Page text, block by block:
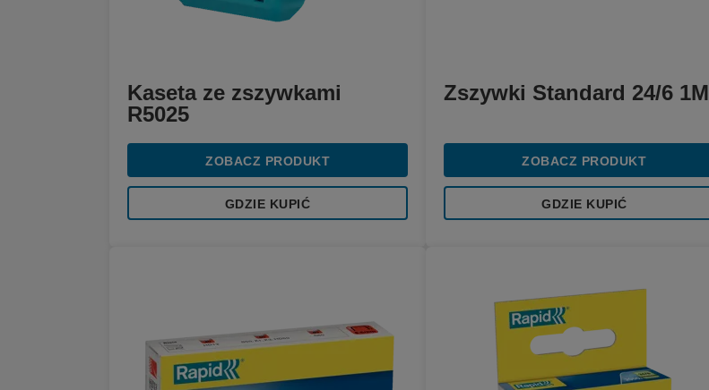
Kaseta ze zszywkami
R5025
ZOBACZ PRODUKT
GDZIE KUPIĆ
Zszywki Standard 24/6 1M
ZOBACZ PRODUKT
GDZIE KUPIĆ